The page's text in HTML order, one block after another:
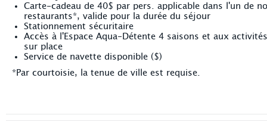
Carte-cadeau de 40$ par pers. applicable dans l'un de
restaurants*, valide pour la durée du séjour
Stationnement sécuritaire
Accès à l'Espace Aqua-Détente 4 saisons et aux activités
sur place
Service de navette disponible ($)
*Par courtoisie, la tenue de ville est requise.